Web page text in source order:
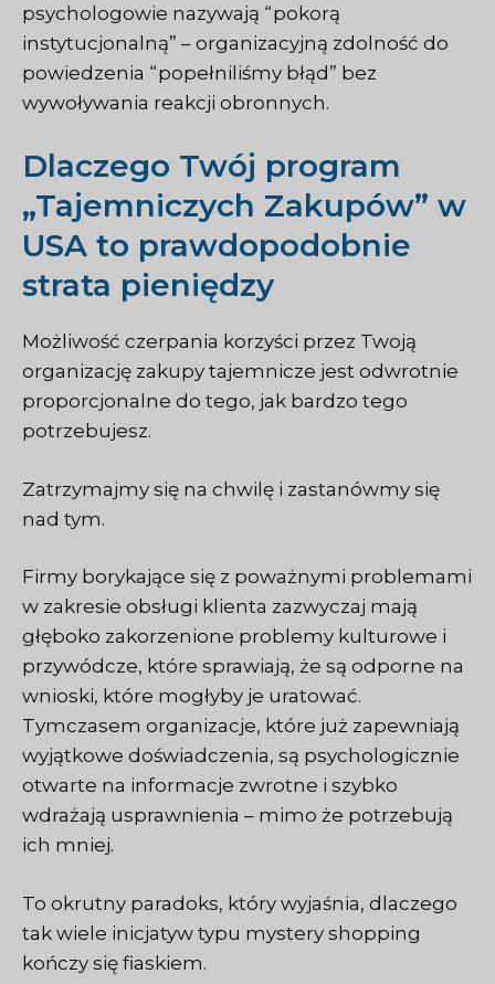
psychologowie nazywają “pokorą
instytucjonalną” – organizacyjną zdolność do
powiedzenia “popełniliśmy błąd” bez
wywoływania reakcji obronnych.
Dlaczego Twój program
„Tajemniczych Zakupów” w
USA to prawdopodobnie
strata pieniędzy
Możliwość czerpania korzyści przez Twoją
organizację zakupy tajemnicze jest odwrotnie
proporcjonalne do tego, jak bardzo tego
potrzebujesz.
Zatrzymajmy się na chwilę i zastanówmy się
nad tym.
Firmy borykające się z poważnymi problemami
w zakresie obsługi klienta zazwyczaj mają
głęboko zakorzenione problemy kulturowe i
przywódcze, które sprawiają, że są odporne na
wnioski, które mogłyby je uratować.
Tymczasem organizacje, które już zapewniają
wyjątkowe doświadczenia, są psychologicznie
otwarte na informacje zwrotne i szybko
wdrażają usprawnienia – mimo że potrzebują
ich mniej.
To okrutny paradoks, który wyjaśnia, dlaczego
tak wiele inicjatyw typu mystery shopping
kończy się fiaskiem.